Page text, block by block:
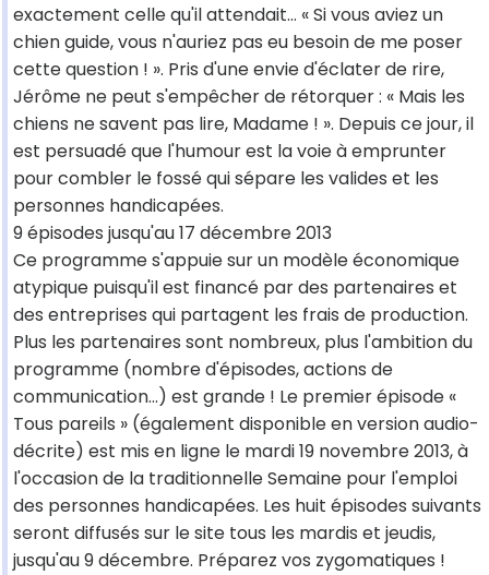
exactement celle qu'il attendait... « Si vous aviez un
chien guide, vous n'auriez pas eu besoin de me poser
cette question ! ». Pris d'une envie d'éclater de rire,
Jérôme ne peut s'empêcher de rétorquer : « Mais les
chiens ne savent pas lire, Madame ! ». Depuis ce jour, il
est persuadé que l'humour est la voie à emprunter
pour combler le fossé qui sépare les valides et les
personnes handicapées.
9 épisodes jusqu'au 17 décembre 2013
Ce programme s'appuie sur un modèle économique
atypique puisqu'il est financé par des partenaires et
des entreprises qui partagent les frais de production.
Plus les partenaires sont nombreux, plus l'ambition du
programme (nombre d'épisodes, actions de
communication...) est grande ! Le premier épisode «
Tous pareils » (également disponible en version audio-
décrite) est mis en ligne le mardi 19 novembre 2013, à
l'occasion de la traditionnelle Semaine pour l'emploi
des personnes handicapées. Les huit épisodes suivants
seront diffusés sur le site tous les mardis et jeudis,
jusqu'au 9 décembre. Préparez vos zygomatiques !